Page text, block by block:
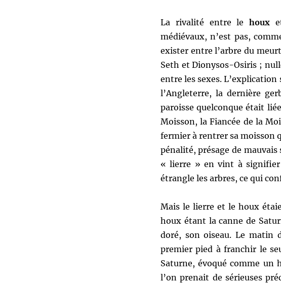
La rivalité entre lehoux
médiévaux, n’est pas,
exister entre l’arbre du
Seth et Dionysos-Osiris ;
entre les sexes.
l’Angleterre, la dernière
paroisse quelconque était
Moisson, la Fiancée de la
fermier à rentrer sa moisson
pénalité, présage de mauvais
« lierre » en vint à signifier
étrangle les arbres, ce qui
Mais le lierre et le houx
houx étant la canne de
doré, son oiseau. Le matin
premier pied à franchir le
Saturne, évoqué comme un
l’on prenait de sérieuses